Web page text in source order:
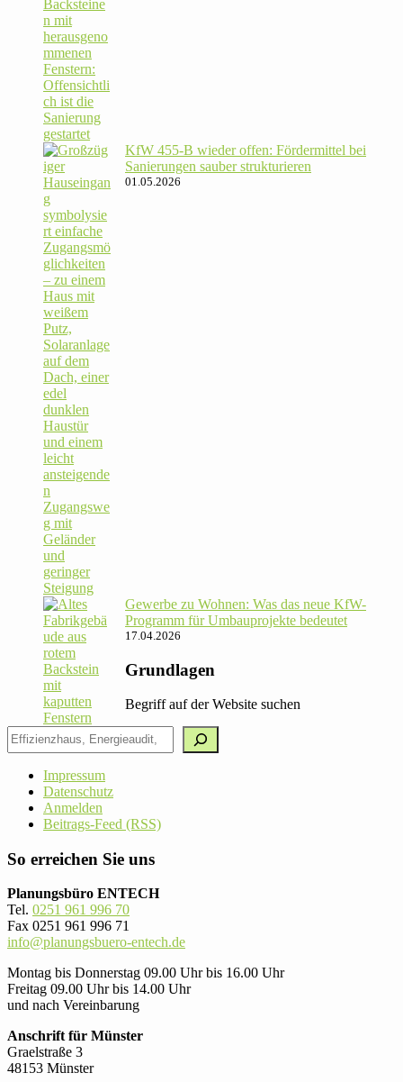
KfW 455‑B wieder offen: För­der­mittel bei
Sanie­rungen sauber strukturieren
01.05.2026
Gewerbe zu Wohnen: Was das neue KfW-
Pro­gramm für Umbau­pro­jekte bedeutet
17.04.2026
Grundlagen
Begriff auf der Website suchen
Impressum
Datenschutz
Anmelden
Beitrags-Feed (RSS)
So erreichen Sie uns
Planungsbüro ENTECH
Tel. 0251 961 996 70
Fax 0251 961 996 71
info@planungsbuero-entech.de
Montag bis Donnerstag 09.00 Uhr bis 16.00 Uhr
Freitag 09.00 Uhr bis 14.00 Uhr
und nach Vereinbarung
Anschrift für Münster
Graelstraße 3
48153 Münster